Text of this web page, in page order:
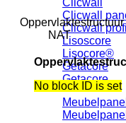
Clicwall
Clicwall
Clicwall
Lisoscore
Lisocore®
Getacore
Getacore
Oppervlaktestructuur
NAT
No block ID is set